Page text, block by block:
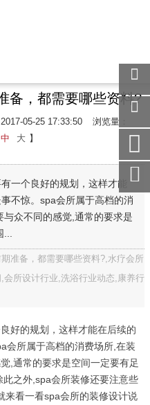
备，都需要哪些资料?
05-25 17:33:50
浏览量：
中 大 】
个良好的规划，这样才能
不惊。spa会所属于高档的消
众不同的感觉,通常的要求是
准备，都需要哪些资料?,水疗会所
所设计行业,洗浴行业动态,康养行
的规划，这样才能在后续的
会所属于高档的消费场所,在装
,通常的要求是空间一定要有足
之外,spa会所装修还要注意些
来看一看spa会所的装修设计说
关注
微信
在线
手机
访问
服务
热线